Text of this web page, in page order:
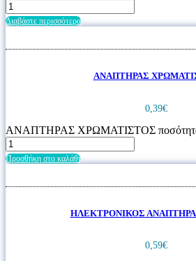
Διαβάστε περισσότερα
ΑΝΑΠΤΗΡΑΣ
0,39€
ΑΝΑΠΤΗΡΑΣ ΧΡΩΜΑΤΙΣΤΟΣ
Προσθήκη στο καλάθι
ΗΛΕΚΤΡΟΝΙΚΟΣ ΑΝΑΠΤΗΡΑΣ
0,59€